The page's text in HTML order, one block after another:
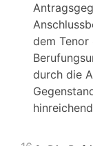
dem Tenor
durch die